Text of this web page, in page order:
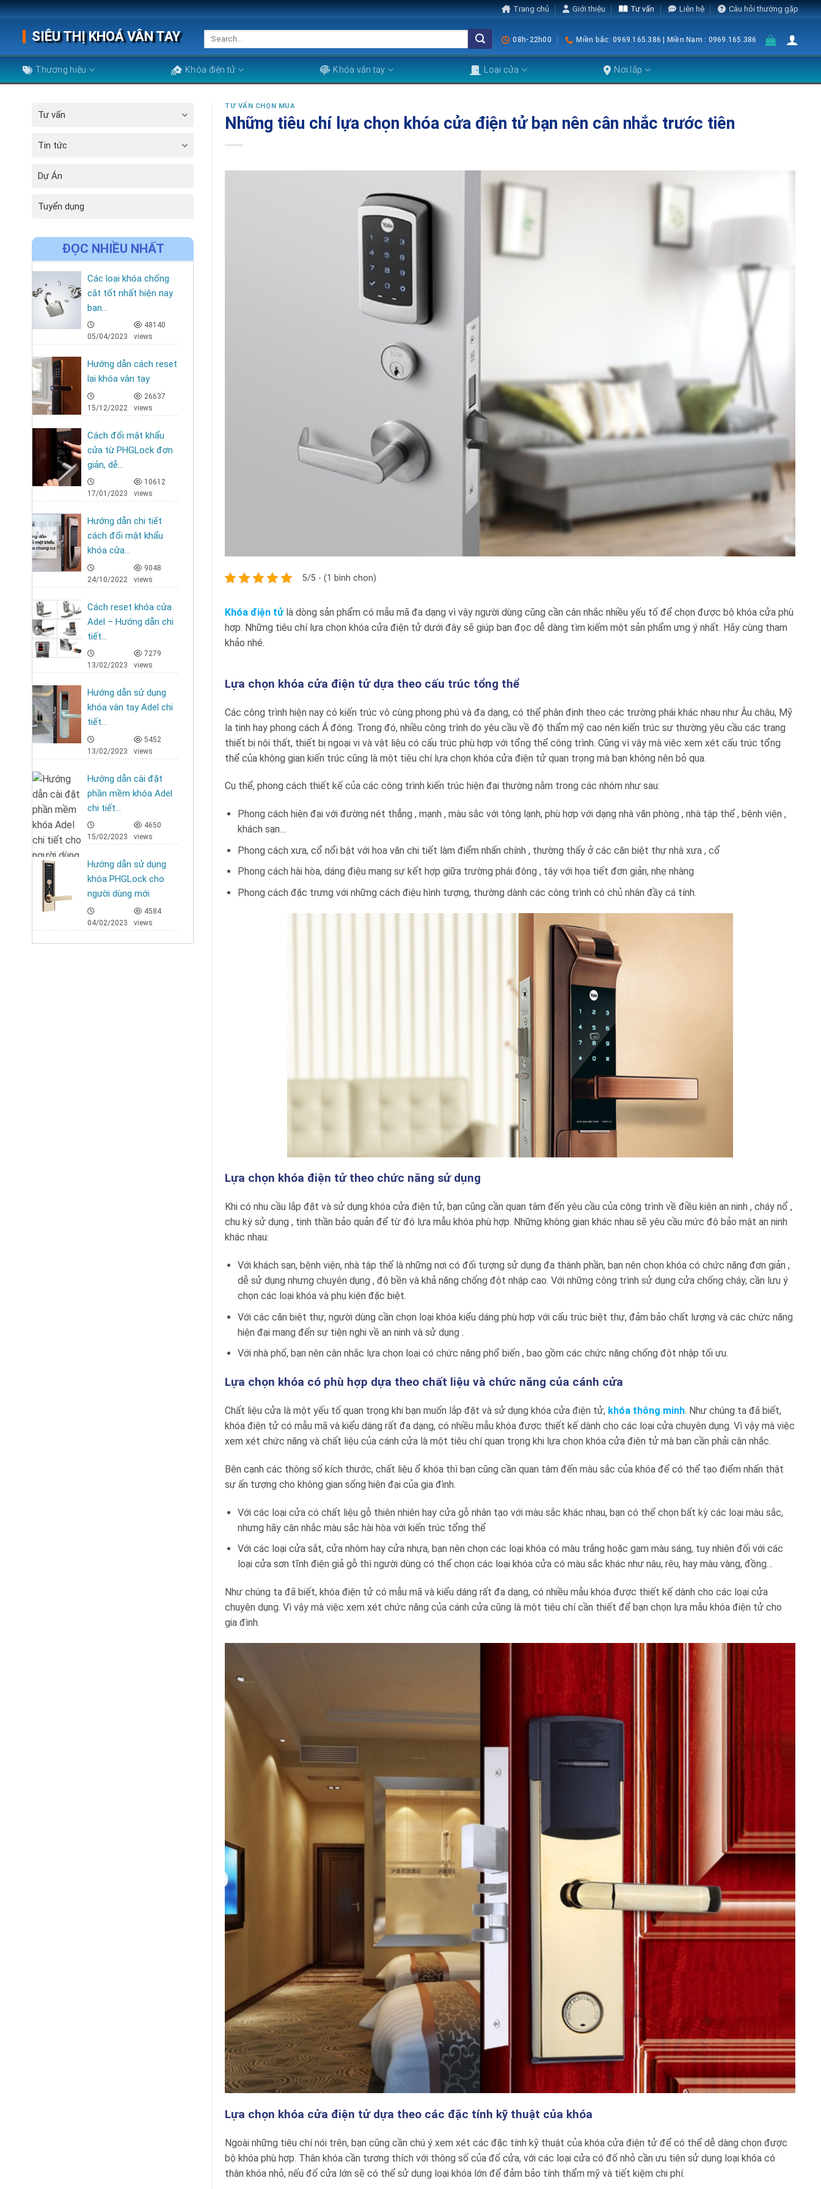
Skip
content
Trang chủ Giới thiệu Tư vấn Liên hệ Câu hỏi thường gặp
SIÊU THỊ KHOÁ VÂN TAY
Search
for:
08h-22h00 Miền bắc: 0969.165.386 | Miền Nam : 0969.165.386
Thương hiệu Khóa điện tử Khóa vân tay Loại cửa Nơi lắp
Tư vấn
Tin tức
Dự Án
Tuyển dụng
ĐỌC NHIỀU NHẤT
Các loại khóa chống
cắt tốt nhất hiện nay
bạn...
05/04/2023
48140
views
Hướng dẫn cách reset
lại khóa vân tay
15/12/2022
26637
views
Cách đổi mật khẩu
cửa từ PHGLock đơn
giản, dễ...
17/01/2023
10612
views
Hướng dẫn chi tiết
cách đổi mật khẩu
khóa cửa...
24/10/2022
9048
views
Cách reset khóa cửa
Adel – Hướng dẫn chi
tiết...
13/02/2023
7279
views
Hướng dẫn sử dụng
khóa vân tay Adel chi
tiết...
13/02/2023
5452
views
Hướng dẫn cài đặt
phần mềm khóa Adel
chi tiết...
15/02/2023
4650
views
Hướng dẫn sử dụng
khóa PHGLock cho
người dùng mới
04/02/2023
4584
views
TƯ VẤN CHỌN MUA
Những tiêu chí lựa chọn khóa cửa điện tử bạn nên cân nhắc trước tiên
5/5 - (1 bình chọn)
Khóa điện tửlà dòng sản phẩm có mẫu mã đa dạng vì vậy người dùng cũng cần cân nhắc nhiều yếu tố để chọn được bộ khóa cửa phù
hợp. Những tiêu chí lựa chọn khóa cửa điện tử dưới đây sẽ giúp bạn đọc dễ dàng tìm kiếm một sản phẩm ưng ý nhất. Hãy cùng tham
khảo nhé.
Lựa chọn khóa cửa điện tử dựa theo cấu trúc tổng thể
Các công trình hiện nay có kiến trúc vô cùng phong phú và đa dạng, có thể phân định theo các trường phái khác nhau như Âu châu, Mỹ
la tinh hay phong cách Á đông. Trong đó, nhiều công trình do yêu cầu về độ thẩm mỹ cao nên kiến trúc sư thường yêu cầu các trang
thiết bị nội thất, thiết bị ngoại vi và vật liệu có cấu trúc phù hợp với tổng thể công trình. Cũng vì vậy mà việc xem xét cấu trúc tổng
thể của không gian kiến trúc cũng là một tiêu chí lựa chọn khóa cửa điện tử quan trọng mà bạn không nên bỏ qua.
Cụ thể, phong cách thiết kế của các công trình kiến trúc hiện đại thường nằm trong các nhóm như sau:
Phong cách hiện đại với đường nét thẳng , mạnh , màu sắc với tông lạnh, phù hợp với dạng nhà văn phòng , nhà tập thể , bệnh viện ,
khách sạn…
Phong cách xưa, cổ nổi bật với hoa văn chi tiết làm điểm nhấn chính , thường thấy ở các căn biệt thự nhà xưa , cổ
Phong cách hài hòa, dáng điệu mang sự kết hợp giữa trường phái đông , tây với họa tiết đơn giản, nhẹ nhàng
Phong cách đặc trưng với những cách điệu hình tượng, thường dành các công trình có chủ nhân đầy cá tính.
Lựa chọn khóa điện tử theo chức năng sử dụng
Khi có nhu cầu lắp đặt và sử dụng khóa cửa điện tử, bạn cũng cần quan tâm đến yêu cầu của công trình về điều kiện an ninh , cháy nổ ,
chu kỳ sử dụng , tinh thần bảo quản để từ đó lựa mẫu khóa phù hợp. Những không gian khác nhau sẽ yêu cầu mức độ bảo mật an ninh
khác nhau:
Với khách sạn, bệnh viện, nhà tập thể là những nơi có đối tượng sử dụng đa thành phần, bạn nên chọn khóa có chức năng đơn giản ,
dễ sử dụng nhưng chuyên dụng , độ bền và khả năng chống đột nhập cao. Với những công trình sử dụng cửa chống cháy, cần lưu ý
chọn các loại khóa và phụ kiện đặc biệt.
Với các căn biệt thự, người dùng cần chọn loại khóa kiểu dáng phù hợp với cấu trúc biệt thự, đảm bảo chất lượng và các chức năng
hiện đại mang đến sự tiện nghi về an ninh và sử dụng .
Với nhà phố, bạn nên cân nhắc lựa chọn loại có chức năng phổ biến , bao gồm các chức năng chống đột nhập tối ưu.
Lựa chọn khóa có phù hợp dựa theo chất liệu và chức năng của cánh cửa
Chất liệu cửa là một yếu tố quan trọng khi bạn muốn lắp đặt và sử dụng khóa cửa điện tử, khóa thông minh. Như chúng ta đã biết,
khóa điện tử có mẫu mã và kiểu dáng rất đa dạng, có nhiều mẫu khóa được thiết kế dành cho các loại cửa chuyên dụng. Vì vậy mà việc
xem xét chức năng và chất liệu của cánh cửa là một tiêu chí quan trọng khi lựa chọn khóa cửa điện tử mà bạn cần phải cân nhắc.
Bên cạnh các thông số kích thước, chất liệu ổ khóa thì bạn cũng cần quan tâm đến màu sắc của khóa để có thể tạo điểm nhấn thật
sự ấn tượng cho không gian sống hiện đại của gia đình.
Với các loại cửa có chất liệu gỗ thiên nhiên hay cửa gỗ nhân tạo với màu sắc khác nhau, bạn có thể chọn bất kỳ các loại màu sắc,
nhưng hãy cân nhắc màu sắc hài hòa với kiến trúc tổng thể
Với các loại cửa sắt, cửa nhôm hay cửa nhựa, bạn nên chọn các loại khóa có màu trắng hoặc gam màu sáng, tuy nhiên đối với các
loại cửa sơn tĩnh điện giả gỗ thì người dùng có thể chọn các loại khóa cửa có màu sắc khác như nâu, rêu, hay màu vàng, đồng…
Như chúng ta đã biết, khóa điện tử có mẫu mã và kiểu dáng rất đa dạng, có nhiều mẫu khóa được thiết kế dành cho các loại cửa
chuyên dụng. Vì vậy mà việc xem xét chức năng của cánh cửa cũng là một tiêu chí cần thiết để bạn chọn lựa mẫu khóa điện tử cho
gia đình.
Lựa chọn khóa cửa điện tử dựa theo các đặc tính kỹ thuật của khóa
Ngoài những tiêu chí nói trên, bạn cũng cần chú ý xem xét các đặc tính kỹ thuật của khóa cửa điện tử để có thể dễ dàng chọn được
bộ khóa phù hợp. Thân khóa cần tương thích với thông số của đố cửa, với các loại cửa có đố nhỏ cần ưu tiên sử dụng loại khóa có
thân khóa nhỏ, nếu đố cửa lớn sẽ có thể sử dụng loại khóa lớn để đảm bảo tính thẩm mỹ và tiết kiệm chi phí.